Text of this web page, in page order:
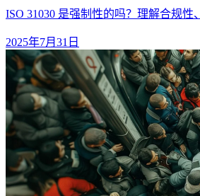
ISO 31030 是强制性的吗？理解合规性
2025年7月31日